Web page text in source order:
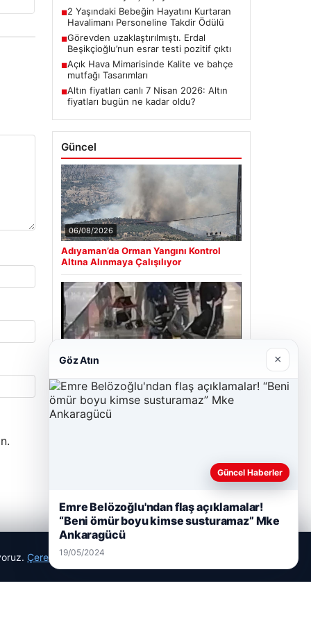
■2 Yaşındaki Bebeğin Hayatını Kurtaran
Havalimanı Personeline Takdir Ödülü
■Görevden uzaklaştırılmıştı. Erdal
Beşikçioğlu’nun esrar testi pozitif çıktı
■Açık Hava Mimarisinde Kalite ve bahçe
mutfağı Tasarımları
■Altın fiyatları canlı 7 Nisan 2026: Altın
fiyatları bugün ne kadar oldu?
Güncel
06/08/2026
Adıyaman’da Orman Yangını Kontrol
Altına Alınmaya Çalışılıyor
2 Yaşındaki Bebeğin Hayatını Kurtaran
Havalimanı Personeline Takdir Ödülü
Çerez Politikamız
Göz Atın ×
Güncel Haberler
Emre Belözoğlu'ndan flaş açıklamalar!
“Beni ömür boyu kimse susturamaz” Mke
Ankaragücü
19/05/2024